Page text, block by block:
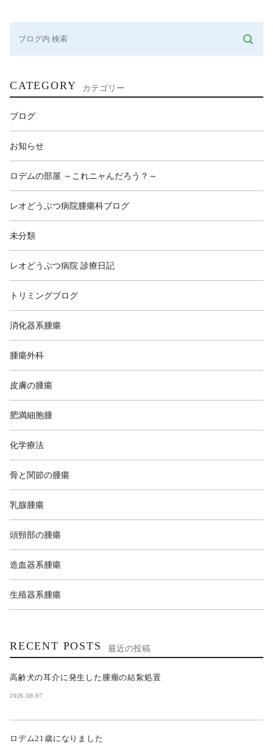
CATEGORY カテゴリー
ブログ
お知らせ
ロデムの部屋 ～これニャんだろう？～
レオどうぶつ病院腫瘍科ブログ
未分類
レオどうぶつ病院 診療日記
トリミングブログ
消化器系腫瘍
腫瘍外科
皮膚の腫瘍
肥満細胞腫
化学療法
骨と関節の腫瘍
乳腺腫瘍
頭頸部の腫瘍
造血器系腫瘍
生殖器系腫瘍
RECENT POSTS 最近の投稿
高齢犬の耳介に発生した腫瘤の結紮処置
2026.08.07
ロデム21歳になりました